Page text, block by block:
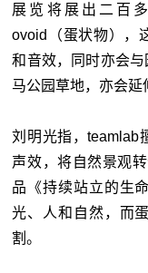
展览将展出二百
ovoid（蛋状物），
和音效，同时亦会
马公园草地，亦会延
刘明光指，teamlab
声效，将自然景观
品《持续站立的生
光、人和自然，而
割。